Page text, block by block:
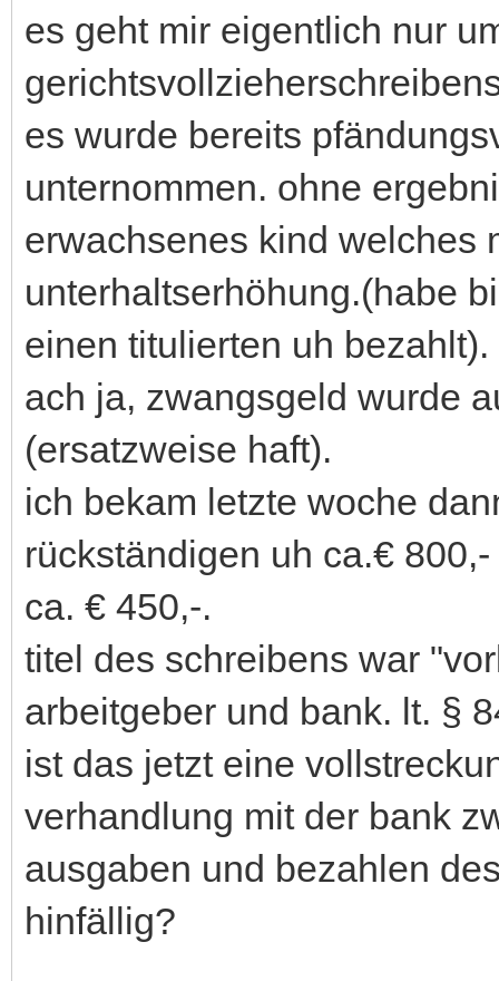
es geht mir eigentlich nur
es wurde bereits
unternommen. ohne
erwachsenes kind welches
unterhaltserhöhung.(habe
einen titulierten uh bezahlt).
ach ja, zwangsgeld wurde
(ersatzweise haft).
ich bekam letzte woche
rückständigen uh ca.€
ca. € 450,-.
titel des schreibens war
arbeitgeber und bank. lt. §
ist das jetzt eine
verhandlung mit der bank
ausgaben und bezahlen
hinfällig?